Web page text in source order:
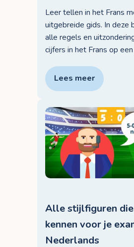
Leer tellen in het Frans
uitgebreide gids. In deze
alle regels en
cijfers in het Frans op
Lees meer
Alle stijlfiguren
kennen voor je
Nederlands